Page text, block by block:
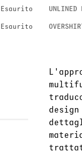
Esaurito UNLINED
Esaurito